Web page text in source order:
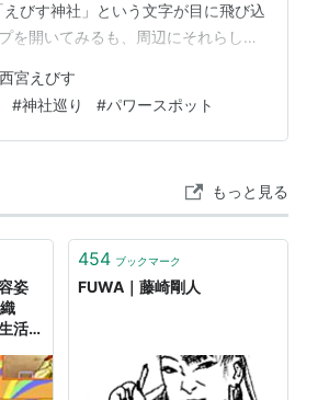
下鉄）の駅。→藤崎駅
びす神社」という文字が目に飛び込
を開いてみるも、周辺にそれらしき
すぐ目の前にある地元老舗百貨店
西宮えびす
#神社巡り #パワースポット
もっと見る
姿
活に
454 ブックマーク
FUWA｜藤崎剛人